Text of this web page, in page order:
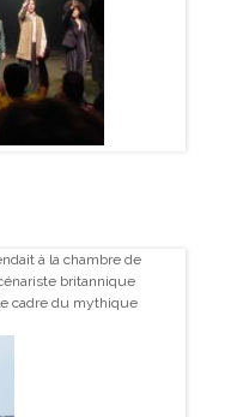
à la chambre de
britannique
cadre du mythique